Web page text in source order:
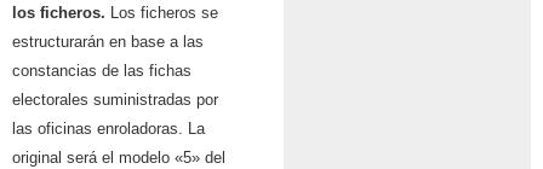
los ficheros. Los ficheros se
estructurarán en base a las
constancias de las fichas
electorales suministradas por
las oficinas enroladoras. La
original será el modelo «5» del